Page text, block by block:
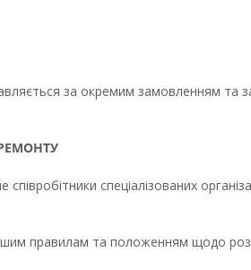
за окремим замовленням та
спеціалізованих
правилам та положенням щодо